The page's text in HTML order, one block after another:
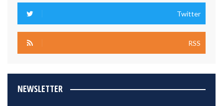
Twitter
RSS
NEWSLETTER